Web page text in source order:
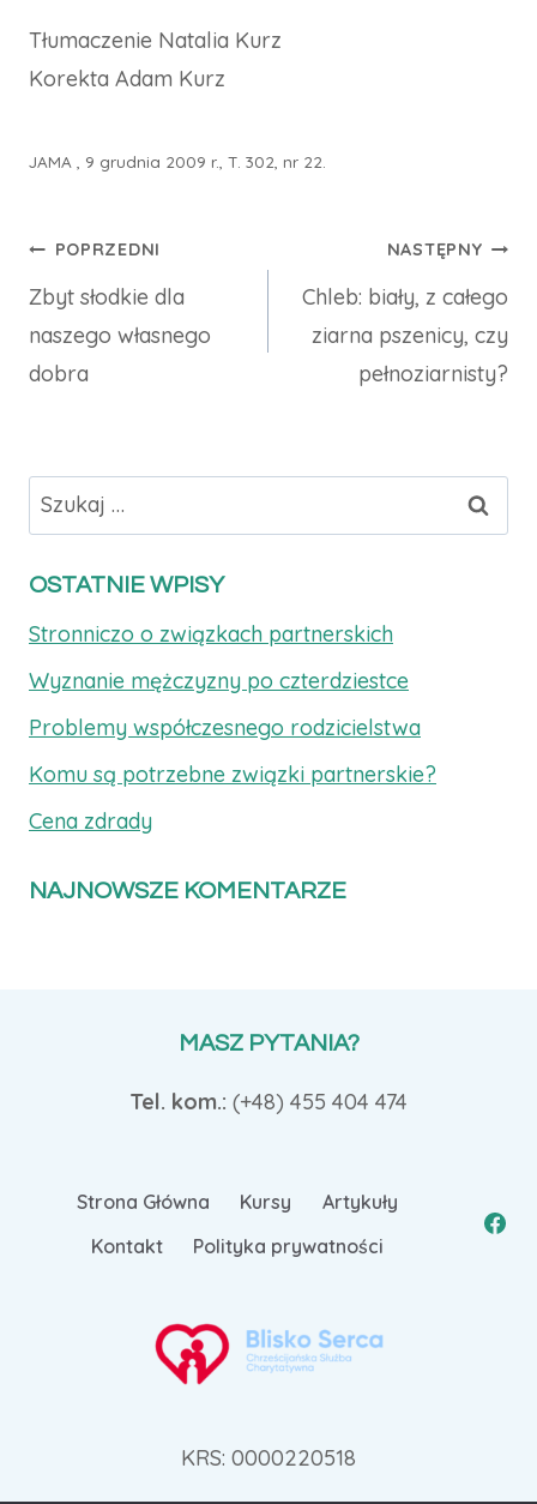
Tłumaczenie Natalia Kurz
Korekta Adam Kurz
JAMA , 9 grudnia 2009 r., T. 302, nr 22.
Nawigacja
wpisu
POPRZEDNI
Zbyt słodkie dla
naszego własnego
dobra
NASTĘPNY
Chleb: biały, z całego
ziarna pszenicy, czy
pełnoziarnisty?
Szukaj:
OSTATNIE WPISY
Stronniczo o związkach partnerskich
Wyznanie mężczyzny po czterdziestce
Problemy współczesnego rodzicielstwa
Komu są potrzebne związki partnerskie?
Cena zdrady
NAJNOWSZE KOMENTARZE
MASZ PYTANIA?
Tel. kom.: (+48) 455 404 474
Strona Główna Kursy
Artykuły
Kontakt
Polityka prywatności
KRS: 0000220518